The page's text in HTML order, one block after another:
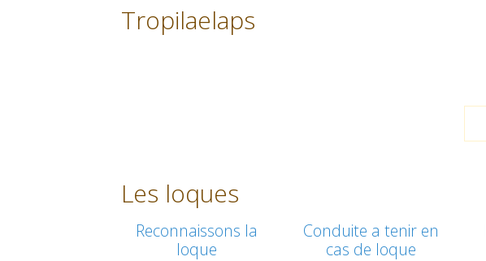
Tropilaelaps
Les loques
Reconnaissons la
loque
Conduite a tenir en
cas de loque